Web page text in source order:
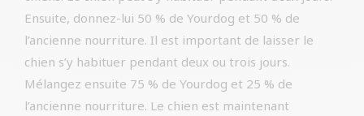
Ensuite, donnez-lui 50 % de Yourdog et 50 % de
l’ancienne nourriture. Il est important de laisser le
chien s’y habituer pendant deux ou trois jours.
Mélangez ensuite 75 % de Yourdog et 25 % de
l’ancienne nourriture. Le chien est maintenant